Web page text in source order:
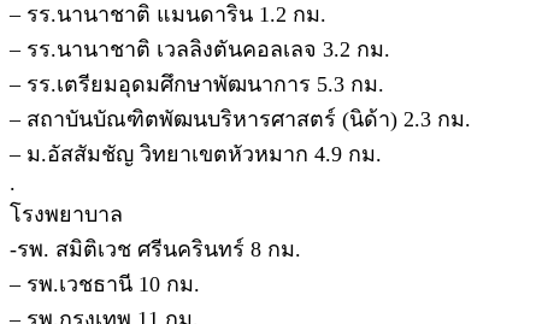
– รร.นานาชาติ แมนดาริน 1.2 กม.
– รร.นานาชาติ เวลลิงตันคอลเลจ 3.2 กม.
– รร.เตรียมอุดมศึกษาพัฒนาการ 5.3 กม.
– สถาบันบัณฑิตพัฒนบริหารศาสตร์ (นิด้า) 2.3 กม.
– ม.อัสสัมชัญ วิทยาเขตหัวหมาก 4.9 กม.
.
โรงพยาบาล
-รพ. สมิติเวช ศรีนครินทร์ 8 กม.
– รพ.เวชธานี 10 กม.
– รพ.กรุงเทพ 11 กม.